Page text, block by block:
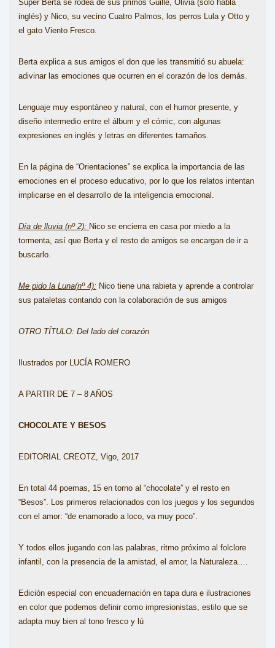
Súper Berta se rodea de sus primos Guille, Olivia (solo habla
inglés) y Nico, su vecino Cuatro Palmos, los perros Lula y Otto y
el gato Viento Fresco.
Berta explica a sus amigos el don que les transmitió su abuela:
adivinar las emociones que ocurren en el corazón de los demás.
Lenguaje muy espontáneo y natural, con el humor presente, y
diseño intermedio entre el álbum y el cómic, con algunas
expresiones en inglés y letras en diferentes tamaños.
En la página de “Orientaciones” se explica la importancia de las
emociones en el proceso educativo, por lo que los relatos intentan
implicarse en el desarrollo de la inteligencia emocional.
Día de lluvia (nº 2): Nico se encierra en casa por miedo a la
tormenta, así que Berta y el resto de amigos se encargan de ir a
buscarlo.
Me pido la Luna(nº 4): Nico tiene una rabieta y aprende a controlar
sus pataletas contando con la colaboración de sus amigos
OTRO TÍTULO: Del lado del corazón
Ilustrados por LUCÍA ROMERO
A PARTIR DE 7 – 8 AÑOS
CHOCOLATE Y BESOS
EDITORIAL CREOTZ, Vigo, 2017
En total 44 poemas, 15 en torno al “chocolate” y el resto en
“Besos”. Los primeros relacionados con los juegos y los segundos
con el amor: “de enamorado a loco, va muy poco”.
Y todos ellos jugando con las palabras, ritmo próximo al folclore
infantil, con la presencia de la amistad, el amor, la Naturaleza….
Edición especial con encuadernación en tapa dura e ilustraciones
en color que podemos definir como impresionistas, estilo que se
adapta muy bien al tono fresco y lú